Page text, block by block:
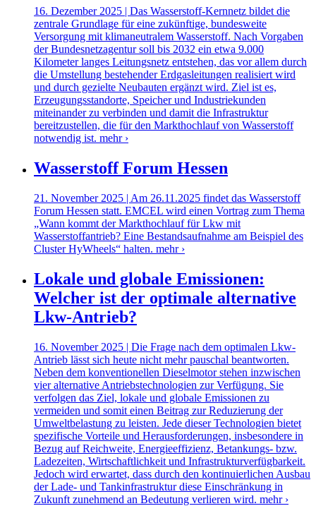
16. Dezember 2025 | Das Wasserstoff-Kernnetz bildet die
zentrale Grundlage für eine zukünftige, bundesweite
Versorgung mit klimaneutralem Wasserstoff. Nach Vorgaben
der Bundesnetzagentur soll bis 2032 ein etwa 9.000
Kilometer langes Leitungsnetz entstehen, das vor allem durch
die Umstellung bestehender Erdgasleitungen realisiert wird
und durch gezielte Neubauten ergänzt wird. Ziel ist es,
Erzeugungsstandorte, Speicher und Industriekunden
miteinander zu verbinden und damit die Infrastruktur
bereitzustellen, die für den Markthochlauf von Wasserstoff
notwendig ist. mehr ›
Wasserstoff Forum Hessen
21. November 2025 | Am 26.11.2025 findet das Wasserstoff
Forum Hessen statt. EMCEL wird einen Vortrag zum Thema
„Wann kommt der Markthochlauf für Lkw mit
Wasserstoffantrieb? Eine Bestandsaufnahme am Beispiel des
Cluster HyWheels“ halten. mehr ›
Lokale und globale Emissionen:
Welcher ist der optimale alternative
Lkw-Antrieb?
16. November 2025 | Die Frage nach dem optimalen Lkw-
Antrieb lässt sich heute nicht mehr pauschal beantworten.
Neben dem konventionellen Dieselmotor stehen inzwischen
vier alternative Antriebstechnologien zur Verfügung. Sie
verfolgen das Ziel, lokale und globale Emissionen zu
vermeiden und somit einen Beitrag zur Reduzierung der
Umweltbelastung zu leisten. Jede dieser Technologien bietet
spezifische Vorteile und Herausforderungen, insbesondere in
Bezug auf Reichweite, Energieeffizienz, Betankungs- bzw.
Ladezeiten, Wirtschaftlichkeit und Infrastrukturverfügbarkeit.
Jedoch wird erwartet, dass durch den kontinuierlichen Ausbau
der Lade- und Tankinfrastruktur diese Einschränkung in
Zukunft zunehmend an Bedeutung verlieren wird. mehr ›